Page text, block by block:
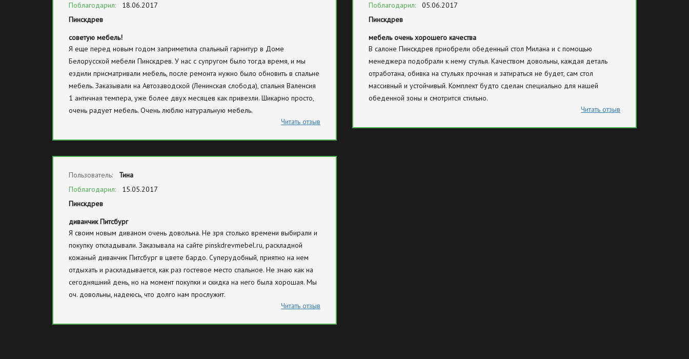
Поблагодарил:
18.06.2017
Пинскдрев
советую мебель!
Я еще перед новым годом заприметила спальный гарнитур в Доме
Белорусской мебели Пинскдрев. У нас с супругом было тогда время, и мы
ездили присматривали мебель, после ремонта нужно было обновить в спальне
мебель. Заказывали на Автозаводской (Ленинская слобода), спальня Валенсия
1 античная темпера, уже более двух месяцев как привезли. Шикарно просто,
очень радует мебель. Очень люблю натуральную мебель.
Читать отзыв
Поблагодарил:
05.06.2017
Пинскдрев
мебель очень хорошего качества
В салоне Пинскдрев приобрели обеденный стол Милана и с помощью
менеджера подобрали к нему стулья. Качеством довольны, каждая деталь
отработана, обивка на стульях прочная и затираться не будет, сам стол
массивный и устойчивый. Комплект будто сделан специально для нашей
обеденной зоны и смотрится стильно.
Читать отзыв
Пользователь:
Тина
Поблагодарил:
15.05.2017
Пинскдрев
диванчик Питсбург
Я своим новым диваном очень довольна. Не зря столько времени выбирали и
покупку откладывали. Заказывала на сайте pinskdrevmebel.ru, раскладной
кожаный диванчик Питсбург в цвете бардо. Суперудобный, приятно на нем
отдыхать и раскладывается, как раз гостевое место спальное. Не знаю как на
сегодняшний день, но на момент покупки и скидка на него была хорошая. Мы
оч. довольны, надеюсь, что долго нам прослужит.
Читать отзыв